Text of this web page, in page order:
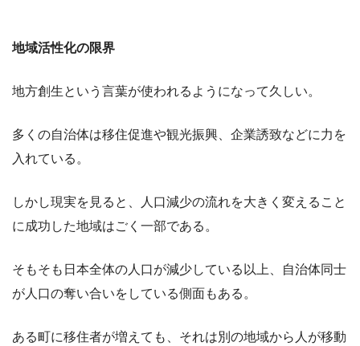
地域活性化の限界
地方創生という言葉が使われるようになって久しい。
多くの自治体は移住促進や観光振興、企業誘致などに力を
入れている。
しかし現実を見ると、人口減少の流れを大きく変えること
に成功した地域はごく一部である。
そもそも日本全体の人口が減少している以上、自治体同士
が人口の奪い合いをしている側面もある。
ある町に移住者が増えても、それは別の地域から人が移動